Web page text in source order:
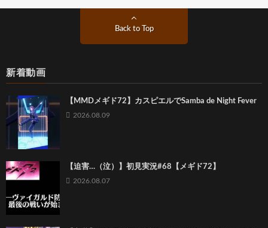
Back to Top
新着動画
【MMDメギド72】カスピエルでSamba de Night Fever
2026.08.09
【迫害…（泣）】初見実況#68【メギド72】
2026.08.07